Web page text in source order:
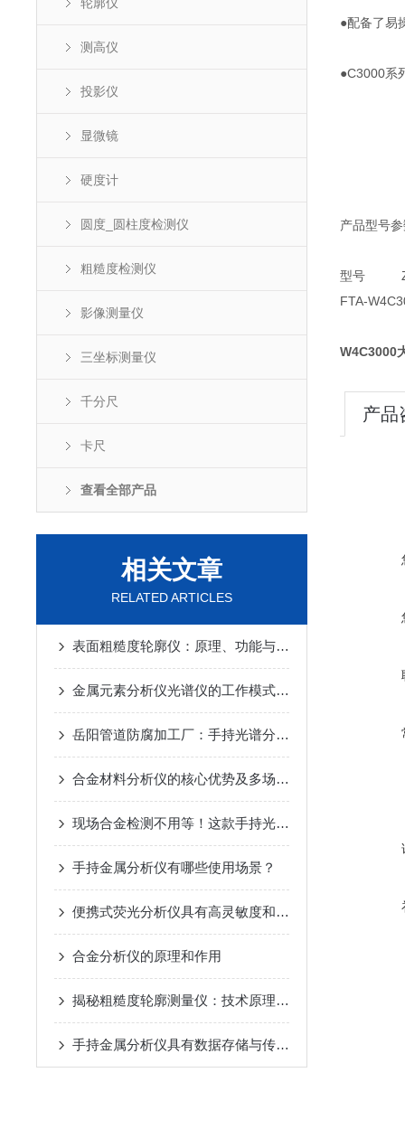
测高仪
投影仪
显微镜
硬度计
圆度_圆柱度检测仪
粗糙度检测仪
影像测量仪
三坐标测量仪
千分尺
卡尺
查看全部产品
相关文章
RELATED ARTICLES
表面粗糙度轮廓仪：原理、功能与应用
金属元素分析仪光谱仪的工作模式详细介绍
岳阳管道防腐加工厂：手持光谱分析枪识破防腐合金“虚标含量“的偷工套路
合金材料分析仪的核心优势及多场景适配能力
现场合金检测不用等！这款手持光谱仪成制造业标配
手持金属分析仪有哪些使用场景？
便携式荧光分析仪具有高灵敏度和准确度，能够检测到微量物质
合金分析仪的原理和作用
揭秘粗糙度轮廓测量仪：技术原理与高精度应用
手持金属分析仪具有数据存储与传输功能
●配备了易
●C3000系
产品型号
型号 Z2
FTA-
W4C3000
产品